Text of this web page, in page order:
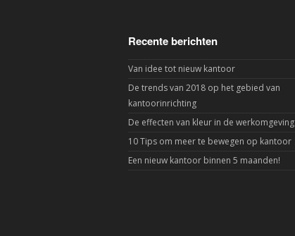
Recente berichten
Van idee tot nieuw kantoor
De trends van 2018 op het gebied van
kantoorinrichting
De effecten van kleur in de werkomgeving
10 Tips om meer te bewegen op kantoor
Een nieuw kantoor binnen 5 maanden!